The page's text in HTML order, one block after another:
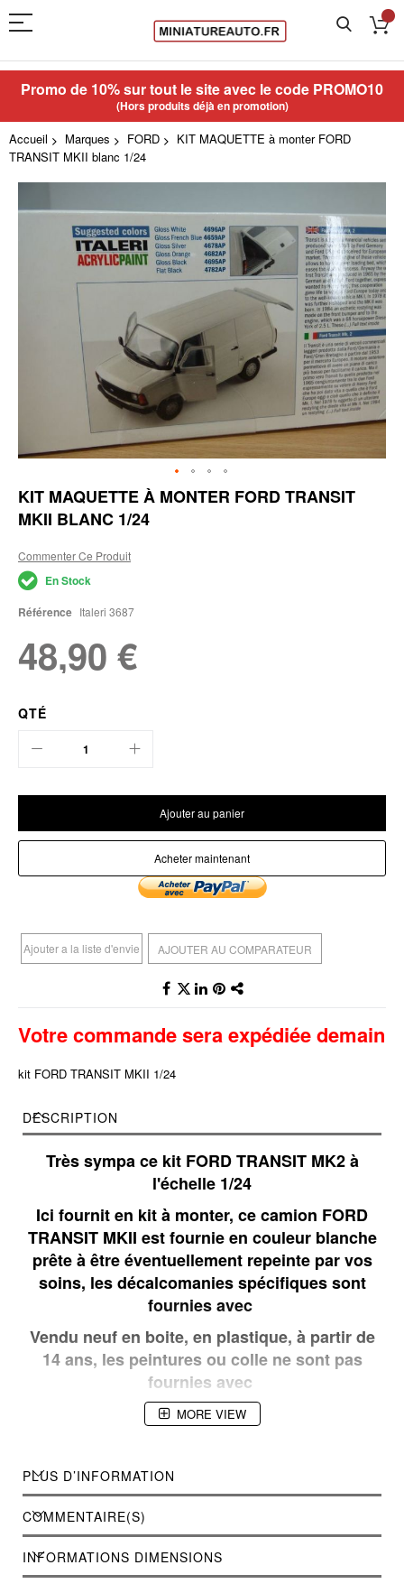
Promo de 10% sur tout le site avec le code PROMO10
(Hors produits déjà en promotion)
Accueil Marques FORD
KIT MAQUETTE à monter FORD
TRANSIT MKII blanc 1/24
Skip
to
the
of
the
images
KIT MAQUETTE À MONTER FORD TRANSIT
MKII BLANC 1/24
Commenter Ce Produit
En Stock
Référence Italeri 3687
48,90 €
QTÉ
Ajouter au panier
Acheter maintenant
Ajouter a la liste d'envie AJOUTER AU COMPARATEUR
Votre commande sera expédiée demain
kit FORD TRANSIT MKII 1/24
DESCRIPTION
Très sympa ce kit FORD TRANSIT MK2 à
l'échelle 1/24
Ici fournit en kit à monter, ce camion FORD
TRANSIT MKII est fournie en couleur blanche
prête à être éventuellement repeinte par vos
soins, les décalcomanies spécifiques sont
fournies avec
Vendu neuf en boite, en plastique, à partir de
14 ans, les peintures ou colle ne sont pas
fournies avec
MORE VIEW
PLUS D’INFORMATION
COMMENTAIRE(S)
INFORMATIONS DIMENSIONS